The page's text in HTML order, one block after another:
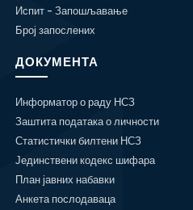
Испит - Запошљавање
Број запослених
ДОКУМЕНТА
Информатор о раду НСЗ
Заштита података о личности
Статистички билтени НСЗ
Јединствени кодекс шифара
План јавних набавки
Анкета послодаваца